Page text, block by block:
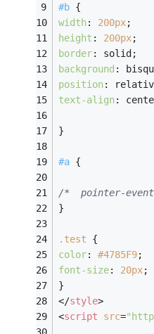
#b {
width: 200px;
height : 200px;
border: solid;
background :
position:
text-align:
}
#a {
/* 	pointer-
}
.test {
color: #4785F9;
font-size: 20px;
}
</style>
<script src=